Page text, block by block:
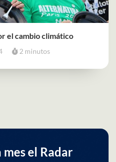
el cambio climático
2 minutos
mes el Radar